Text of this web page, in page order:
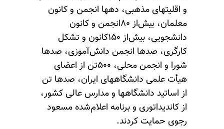
و اقلیتهای مذهبی، دهها انجمن و کانون
معلمان، بیش‌از ۸۰انجمن و کانون
دانشجویی، بیش‌از ۱۵۰کانون و تشکل
کارگری، صدها انجمن دانش‌آموزی، صدها
شورا و انجمن محلی، ۵۰۰تن از اعضای
هیأت علمی دانشگاههای ایران، صدها تن
از اساتید دانشگاهها و مدارس عالی کشور،
از کاندیداتوری و برنامه اعلام‌شده مسعود
رجوی حمایت کردند.